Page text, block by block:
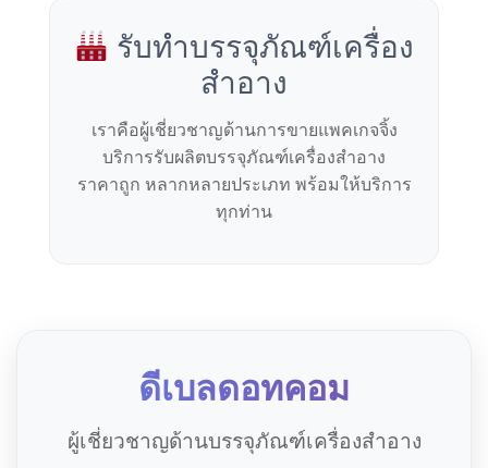
รับทำบรรจุภัณฑ์เครื่อง
สำอาง
เราคือผู้เชี่ยวชาญด้านการขายแพคเกจจิ้ง
บริการรับผลิตบรรจุภัณฑ์เครื่องสำอาง
ราคาถูก หลากหลายประเภท พร้อมให้บริการ
ทุกท่าน
ดีเบลดอทคอม
ผู้เชี่ยวชาญด้านบรรจุภัณฑ์เครื่องสำอาง